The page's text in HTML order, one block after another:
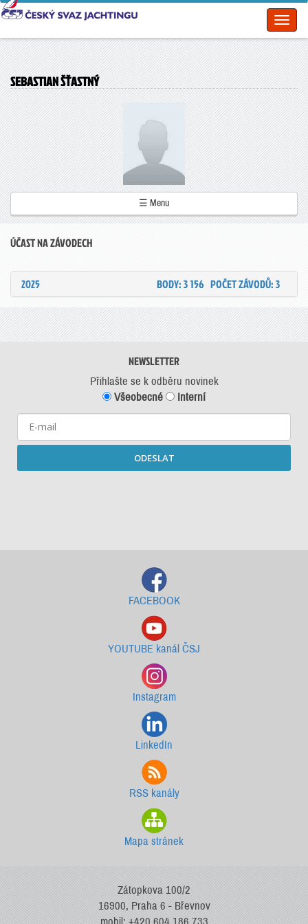
SEBASTIAN ŠŤASTNÝ
☰ Menu
ÚČAST NA ZÁVODECH
2025 POČET ZÁVODŮ: 3
BODY: 3 156
NEWSLETTER
Přihlašte se k odběru novinek
Všeobecné
Interní
ODESLAT
FACEBOOK
YOUTUBE kanál ČSJ
Instagram
LinkedIn
RSS kanály
Mapa stránek
Zátopkova 100/2
16900, Praha 6 - Břevnov
mobil: +420 604 186 733